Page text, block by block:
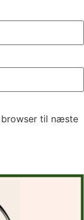
browser til næste